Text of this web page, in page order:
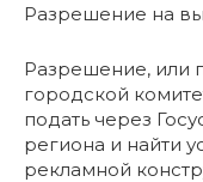
Разрешение на
Разрешение, или
городской
подать через
региона и найти
рекламной